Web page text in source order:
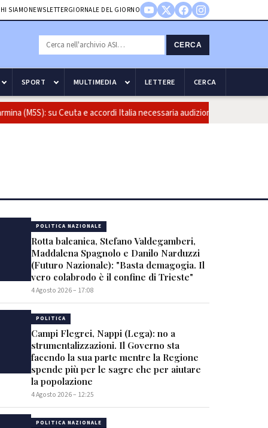
SIAMO NEWSLETTERGIORNALE DEL GIORNO
CERCA
SPORT MULTIMEDIA LETTERE CERCA
su Ceuta e accordi Italia necessaria audizione del ministro in
POLITICA NAZIONALE
Rotta balcanica, Stefano Valdegamberi,
Maddalena Spagnolo e Danilo Narduzzi
(Futuro Nazionale): "Basta demagogia. Il
vero colabrodo è il confine di Trieste"
4 Agosto 2026 – 17:08
POLITICA
Campi Flegrei, Nappi (Lega): no a
strumentalizzazioni. Il Governo sta
facendo la sua parte mentre la Regione
spende più per le sagre che per aiutare
la popolazione
4 Agosto 2026 – 12:25
POLITICA NAZIONALE